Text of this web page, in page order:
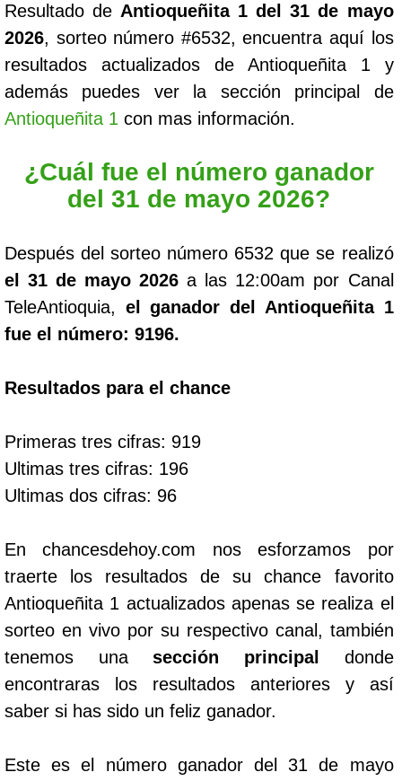
Resultado de Antioqueñita 1 del 31 de mayo
2026, sorteo número #6532, encuentra aquí los
resultados actualizados de Antioqueñita 1 y
además puedes ver la sección principal de
Antioqueñita 1 con mas información.
¿Cuál fue el número ganador
del 31 de mayo 2026?
Después del sorteo número 6532 que se realizó
el 31 de mayo 2026 a las 12:00am por Canal
TeleAntioquia, el ganador del Antioqueñita 1
fue el número: 9196.
Resultados para el chance
Primeras tres cifras: 919
Ultimas tres cifras: 196
Ultimas dos cifras: 96
En chancesdehoy.com nos esforzamos por
traerte los resultados de su chance favorito
Antioqueñita 1 actualizados apenas se realiza el
sorteo en vivo por su respectivo canal, también
tenemos unasección principal
donde
encontraras los resultados anteriores y así
saber si has sido un feliz ganador.
Este es el número ganador del 31 de mayo